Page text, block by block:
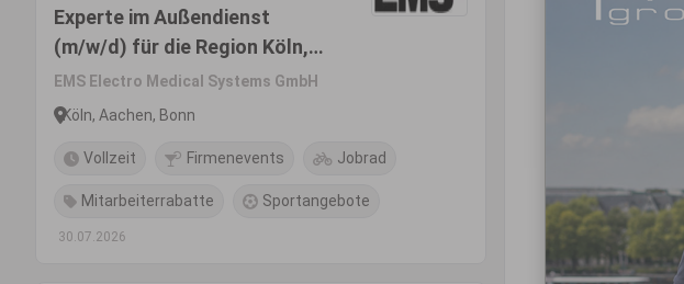
Experte im Außendienst
(m/w/d) für die Region Köln,
Bonn, Aachen -
Produktsegment Dental
EMS Electro Medical Systems GmbH
Köln, Aachen, Bonn
Vollzeit Firmenevents Jobrad
Mitarbeiterrabatte Sportangebote
30.07.2026